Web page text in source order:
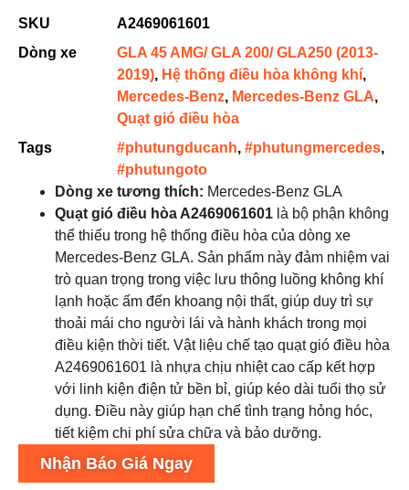
SKU
A2469061601
Dòng xe
GLA 45 AMG/ GLA 200/ GLA250 (2013-
2019), Hệ thống điều hòa không khí,
Mercedes-Benz, Mercedes-Benz GLA,
Quạt gió điều hòa
Tags
#phutungducanh, #phutungmercedes,
#phutungoto
Dòng xe tương thích: Mercedes-Benz GLA
Quạt gió điều hòa A2469061601 là bộ phận không
thể thiếu trong hệ thống điều hòa của dòng xe
Mercedes-Benz GLA. Sản phẩm này đảm nhiệm vai
trò quan trọng trong việc lưu thông luồng không khí
lạnh hoặc ấm đến khoang nội thất, giúp duy trì sự
thoải mái cho người lái và hành khách trong mọi
điều kiện thời tiết. Vật liệu chế tạo quạt gió điều hòa
A2469061601 là nhựa chịu nhiệt cao cấp kết hợp
với linh kiện điện tử bền bỉ, giúp kéo dài tuổi thọ sử
dụng. Điều này giúp hạn chế tình trạng hỏng hóc,
tiết kiệm chi phí sửa chữa và bảo dưỡng.
Nhận Báo Giá Ngay